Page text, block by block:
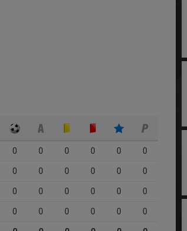
0 0 0 0 0
0
0 0 0 0 0
0
0 0 0 0 0
0
0 0 0 0 0
0